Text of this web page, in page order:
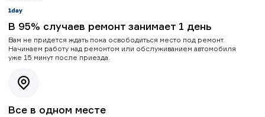
В 95% случаев ремонт занимает 1 день
Вам не придется ждать пока освободиться место под ремонт.
Начинаем работу над ремонтом или обслуживанием автомобиля
уже 15 минут после приезда.
Все в одном месте